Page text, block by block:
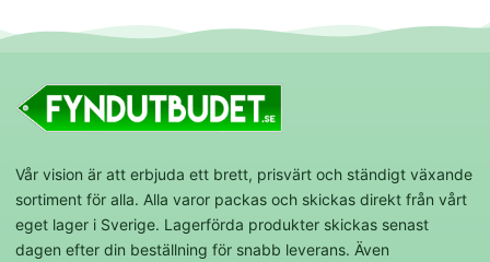
Vår vision är att erbjuda ett brett, prisvärt och ständigt växande
sortiment för alla. Alla varor packas och skickas direkt från vårt
eget lager i Sverige. Lagerförda produkter skickas senast
dagen efter din beställning för snabb leverans. Även